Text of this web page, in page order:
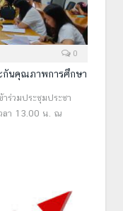
0
กันคุณภาพการศึกษา
ร่วมประชุมประชา
ลา 13.00 น. ณ